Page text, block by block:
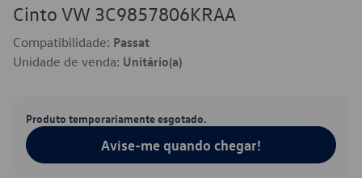
Cinto VW 3C9857806KRAA
Compatibilidade: Passat
Unidade de venda: Unitário(a)
Produto temporariamente esgotado.
Avise-me quando chegar!